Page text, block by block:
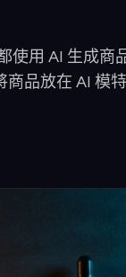
使用 AI 生成
品放在 AI 模